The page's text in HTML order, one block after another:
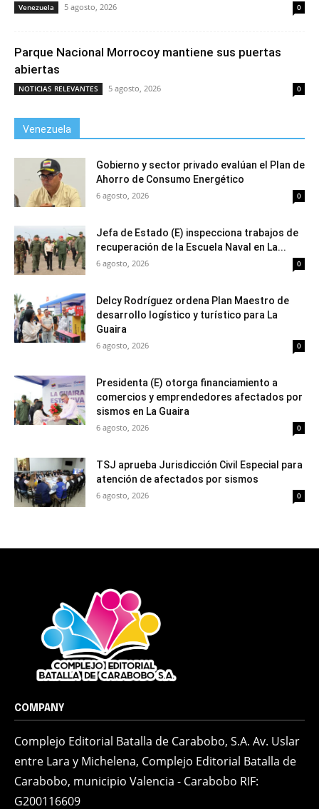
Venezuela 5 agosto, 2026 0
Parque Nacional Morrocoy mantiene sus puertas
abiertas
NOTICIAS RELEVANTES 5 agosto, 2026 0
Venezuela
Gobierno y sector privado evalúan el Plan de
Ahorro de Consumo Energético
6 agosto, 2026 0
Jefa de Estado (E) inspecciona trabajos de
recuperación de la Escuela Naval en La...
6 agosto, 2026 0
Delcy Rodríguez ordena Plan Maestro de
desarrollo logístico y turístico para La
Guaira
6 agosto, 2026 0
Presidenta (E) otorga financiamiento a
comercios y emprendedores afectados por
sismos en La Guaira
6 agosto, 2026 0
TSJ aprueba Jurisdicción Civil Especial para
atención de afectados por sismos
6 agosto, 2026 0
COMPANY
Complejo Editorial Batalla de Carabobo, S.A. Av. Uslar
entre Lara y Michelena, Complejo Editorial Batalla de
Carabobo, municipio Valencia - Carabobo RIF:
G200116609